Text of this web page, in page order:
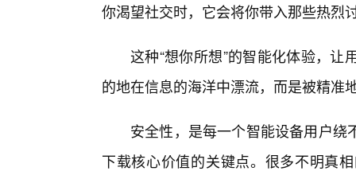
你渴望社交时，它会将你带入那些热烈
这种“想你所想”的智能化体验，
的地在信息的海洋中漂流，而是被精准
安全性，是每一个智能设备用户
下载核心价值的关键点。很多不明真